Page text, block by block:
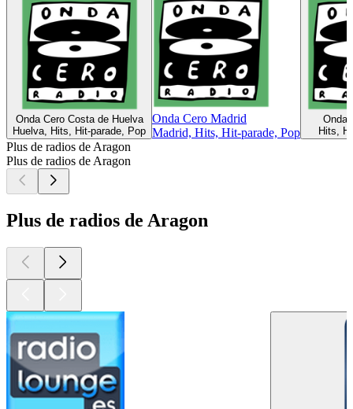
Onda Cero Costa de Huelva
Huelva, Hits, Hit-parade, Pop
Onda Cero Madrid
Madrid, Hits, Hit-parade, Pop
Onda
Hits,
Plus de radios de Aragon
Plus de radios de Aragon
Plus de radios de Aragon